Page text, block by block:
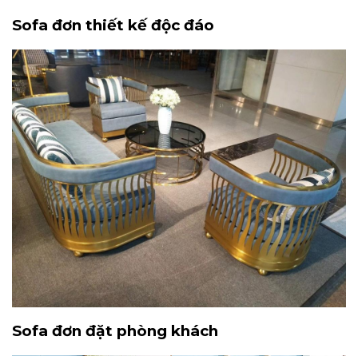
Sofa đơn thiết kế độc đáo
Sofa đơn đặt phòng khách